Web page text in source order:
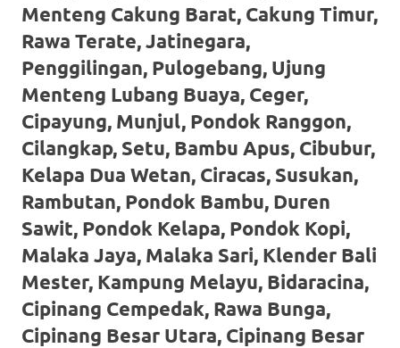
replica
rolex.
Discover
More
Here
loanswatches.com.
Wiht
80%
Discount
replica
Menteng Cakung Barat, Cakung Timur,
Rawa Terate, Jatinegara,
Penggilingan, Pulogebang, Ujung
Menteng Lubang Buaya, Ceger,
Cipayung, Munjul, Pondok Ranggon,
Cilangkap, Setu, Bambu Apus, Cibubur,
Kelapa Dua Wetan, Ciracas, Susukan,
Rambutan, Pondok Bambu, Duren
Sawit, Pondok Kelapa, Pondok Kopi,
Malaka Jaya, Malaka Sari, Klender Bali
Mester, Kampung Melayu, Bidaracina,
Cipinang Cempedak, Rawa Bunga,
Cipinang Besar Utara, Cipinang Besar